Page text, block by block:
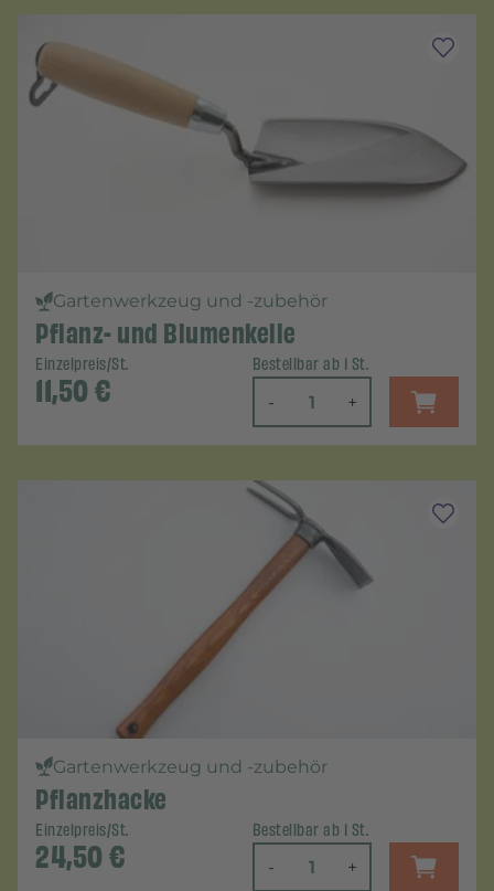
Gartenwerkzeug und -zubehör
Pflanz- und Blumenkelle
Einzelpreis/St.
11,50€
Bestellbar ab 1 St.
- +
Gartenwerkzeug und -zubehör
Pflanzhacke
Einzelpreis/St.
24,50€
Bestellbar ab 1 St.
- +